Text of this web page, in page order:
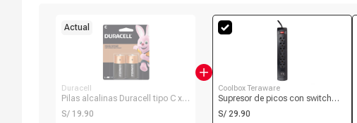
Actual
Duracell
Pilas alcalinas Duracell tipo C x2
1.5V
S/ 19.90
Coolbox Teraware
Supresor de picos con switch
Coolbox Teraware, 6 tomas, 2
S/ 29.90